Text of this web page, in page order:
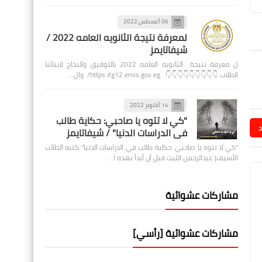
06 أغسطس 2022
لمعرفة نتيجة الثانويه العامه 2022 /
شيفاتايمز
ل معرفة نتيجة الثانويه العامه 2022 بالتوفيق والنجاح لابنائنا
الطلاب 👇👇👇👇👇👇👇👇👇 https://g12.emis.gov.eg/ وال…
14 أكتوبر 2022
"كي لا تتوه يا صاحبي: حكاية طالب
في الدراسات الدنيا" / شيفاتايمز
"كي لا تتوه يا صاحبي: حكاية طالب في الدراسات الدنيا" كتبه الطالب
الأسيف| عبدالرحمن الليث قبل أن أبدأ بهذه ا…
مشاركات عشوائية
مشاركات عشوائية [رأسي]